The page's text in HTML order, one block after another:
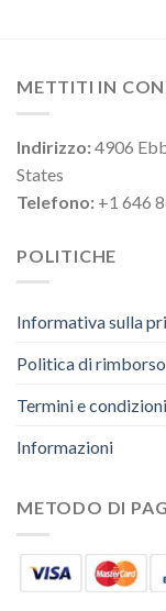
METTITI IN
Indirizzo:4906
States
Telefono: +1 646
POLITICHE
Informativa sulla
Politica di rimborso
Termini e condizioni
Informazioni
METODO DI